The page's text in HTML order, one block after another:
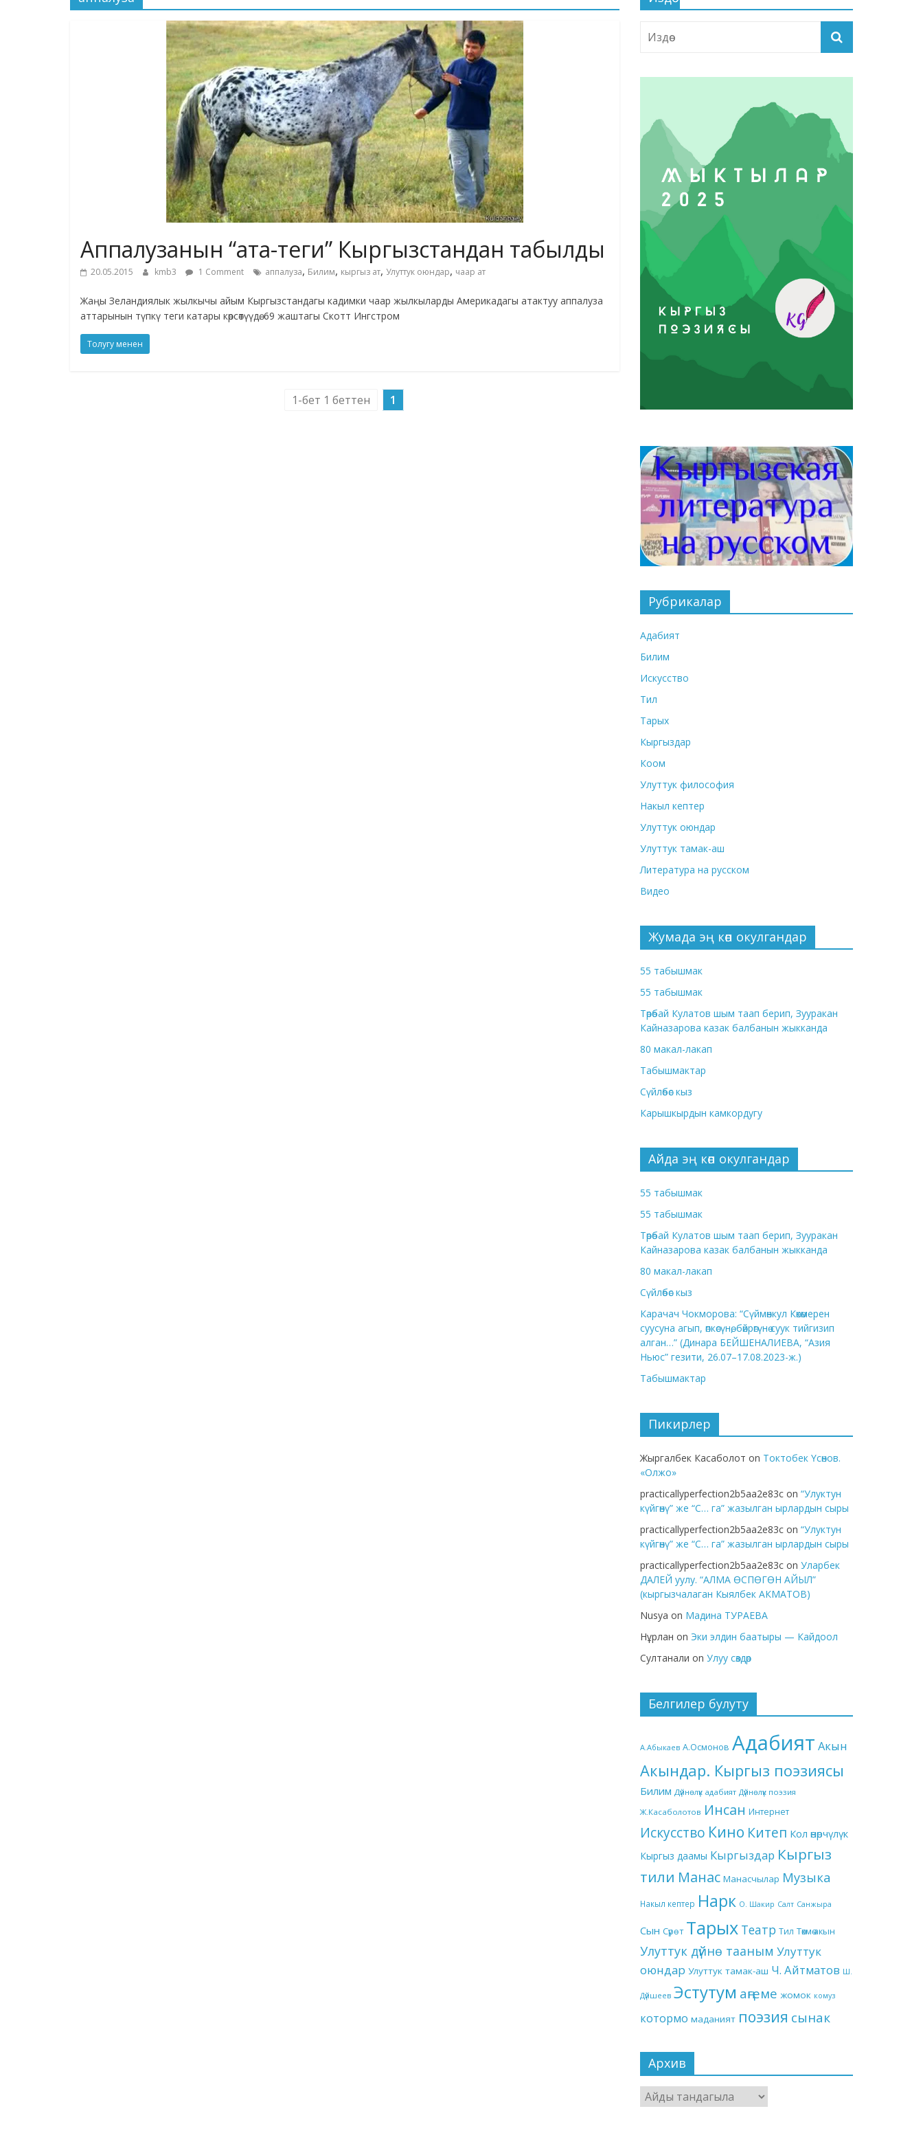
Аппалузанын “ата-теги” Кыргызстандан табылды
20.05.2015 kmb3 1 Comment аппалуза, Билим, кыргыз ат, Улуттук оюндар, чаар ат
Жаңы Зеландиялык жылкычы айым Кыргызстандагы кадимки чаар жылкыларды Америкадагы атактуу аппалуза
аттарынын түпкү теги катары көрсөтүүдө. 69 жаштагы Скотт Ингстром
Толугу менен
1-бет 1 беттен 1
Рубрикалар
Адабият
Билим
Искусство
Тил
Тарых
Кыргыздар
Коом
Улуттук философия
Накыл кептер
Улуттук оюндар
Улуттук тамак-аш
Литература на русском
Видео
Жумада эң көп окулгандар
55 табышмак
55 табышмак
Төрөбай Кулатов шым таап берип, Зууракан
Кайназарова казак балбанын жыкканда
80 макал-лакап
Табышмактар
Сүйлөбөс кыз
Карышкырдын камкордугу
Айда эң көп окулгандар
55 табышмак
55 табышмак
Төрөбай Кулатов шым таап берип, Зууракан
Кайназарова казак балбанын жыкканда
80 макал-лакап
Сүйлөбөс кыз
Карачач Чокморова: “Сүймөнкул Көкөмерен
суусуна агып, өпкөсүнө, бөйрөгүнө суук тийгизип
алган…” (Динара БЕЙШЕНАЛИЕВА, “Азия
Ньюс” гезити, 26.07–17.08.2023-ж.)
Табышмактар
Пикирлер
Жыргалбек Касаболот on Токтобек Үсөнов.
«Олжо»
practicallyperfection2b5aa2e83c on “Улуктун
күйгөнү” же “С… га” жазылган ырлардын сыры
practicallyperfection2b5aa2e83c on “Улуктун
күйгөнү” же “С… га” жазылган ырлардын сыры
practicallyperfection2b5aa2e83c on Уларбек
ДАЛЕЙ уулу. “АЛМА ӨСПӨГӨН АЙЫЛ”
(кыргызчалаган Кыялбек АКМАТОВ)
Nusya on Мадина ТУРАЕВА
Нұрлан on Эки элдин баатыры — Кайдоол
Султанали on Улуу сөздөр
Белгилер булуту
А.Абыкаев А.Осмонов Адабият Акын
Акындар. Кыргыз поэзиясы
Билим Дүйнөлүк адабият Дүйнөлүк поэзия
Ж.Касаболотов Инсан Интернет
Искусство Кино Китеп Кол өнөрчүлүк
Кыргыз даамы Кыргыздар Кыргыз
тили Манас Манасчылар Музыка
Накыл кептер Нарк О. Шакир Салт Санжыра
Сын Сүрөт Тарых Театр Тил Төкмө акын
Улуттук дүйнө тааным Улуттук
оюндар Улуттук тамак-аш Ч. Айтматов Ш.
Дүйшеев Эстутум аңгеме жомок комуз
котормо маданият поэзия сынак
Архив
Архив